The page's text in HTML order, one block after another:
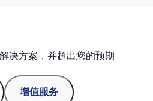
决方案，并超出您的预期
增值服务